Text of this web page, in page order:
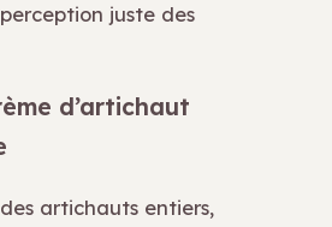
juste des
d’artichaut
artichauts entiers,